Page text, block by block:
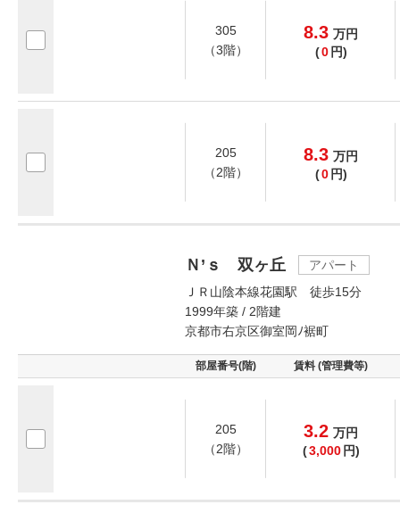
305
（3階）
8.3 万円
(0 円)
205
（2階）
8.3 万円
(0 円)
Ｎ’ｓ 双ヶ丘
アパート
ＪＲ山陰本線花園駅 徒歩15分
1999年築 / 2階建
京都市右京区御室岡ﾉ裾町
部屋番号(階) 賃料 (管理費等)
205
（2階）
3.2 万円
(3,000 円)